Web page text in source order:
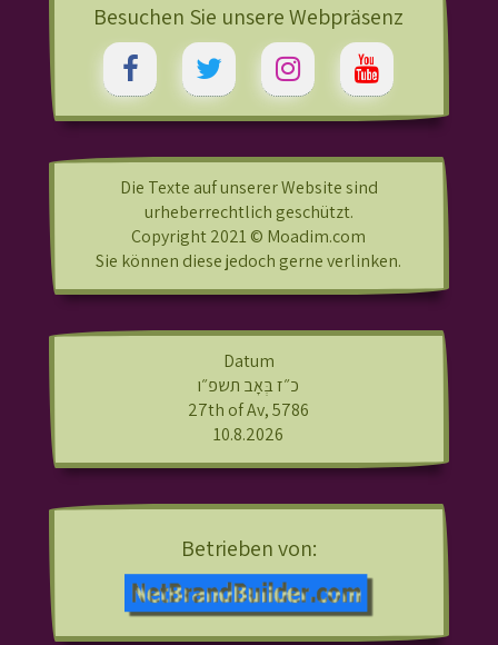
Besuchen Sie unsere Webpräsenz
Die Texte auf unserer Website sind
urheberrechtlich geschützt.
Copyright 2021 © Moadim.com
Sie können diese jedoch gerne verlinken.
Datum
כ״ז בְּאָב תשפ״ו
27th of Av, 5786
10.8.2026
Betrieben von: